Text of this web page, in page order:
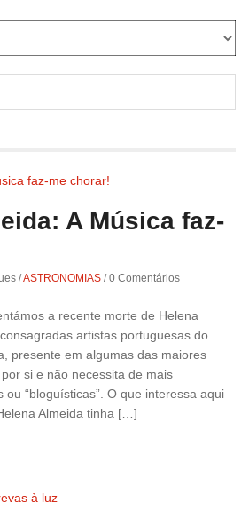
A Música faz-
/ASTRONOMIAS /0 Comentários
a recente morte de Helena
artistas portuguesas do
presente em algumas das maiores
si e não necessita de mais
“bloguísticas”. O que interessa aqui
Almeida tinha […]